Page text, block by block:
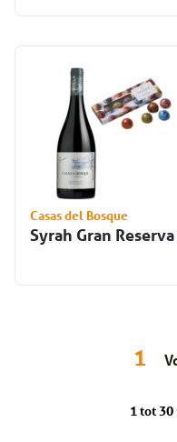
Casas del Bosque
Syrah Gran
1
1 tot 30